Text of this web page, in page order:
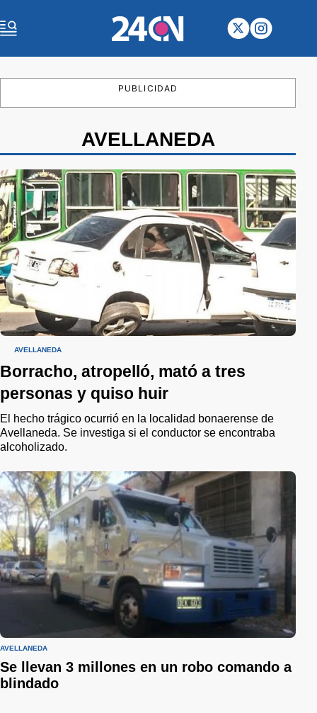
PUBLICIDAD
AVELLANEDA
AVELLANEDA
Borracho, atropelló, mató a tres
personas y quiso huir
El hecho trágico ocurrió en la localidad bonaerense de
Avellaneda. Se investiga si el conductor se encontraba
alcoholizado.
AVELLANEDA
Se llevan 3 millones en un robo comando a
blindado